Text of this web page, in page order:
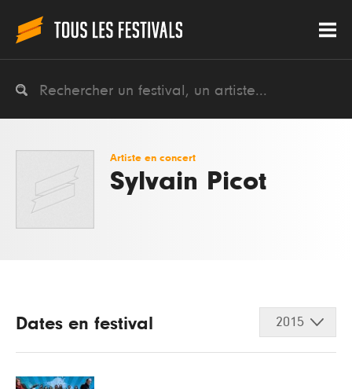
Artiste en concert
Sylvain Picot
Dates en festival 2015